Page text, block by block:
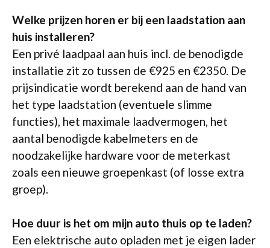
Welke prijzen horen er bij een laadstation aan
huis installeren?
Een privé laadpaal aan huis incl. de benodigde
installatie zit zo tussen de €925 en €2350. De
prijsindicatie wordt berekend aan de hand van
het type laadstation (eventuele slimme
functies), het maximale laadvermogen, het
aantal benodigde kabelmeters en de
noodzakelijke hardware voor de meterkast
zoals een nieuwe groepenkast (of losse extra
groep).
Hoe duur is het om mijn auto thuis op te laden?
Een elektrische auto opladen met je eigen lader